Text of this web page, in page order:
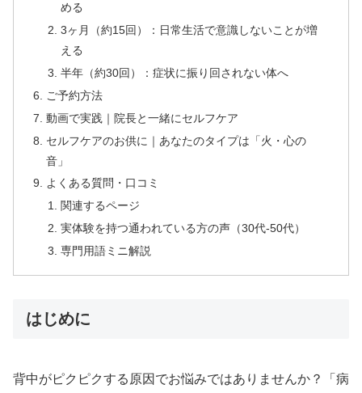
める
3ヶ月（約15回）：日常生活で意識しないことが増
える
半年（約30回）：症状に振り回されない体へ
ご予約方法
動画で実践｜院長と一緒にセルフケア
セルフケアのお供に｜あなたのタイプは「火・心の
音」
よくある質問・口コミ
関連するページ
実体験を持つ通われている方の声（30代-50代）
専門用語ミニ解説
はじめに
背中がピクピクする原因でお悩みではありませんか？「病